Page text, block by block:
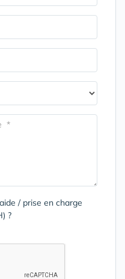
/ prise en charge
?